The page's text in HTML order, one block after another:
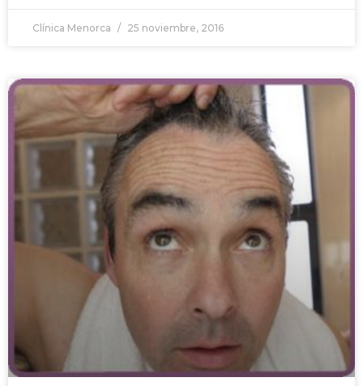
Clínica Menorca 25 noviembre, 2016